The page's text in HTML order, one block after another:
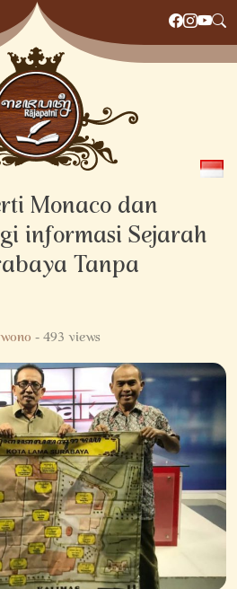
Monaco dan
informasi Sejarah
Tanpa
- 493 views